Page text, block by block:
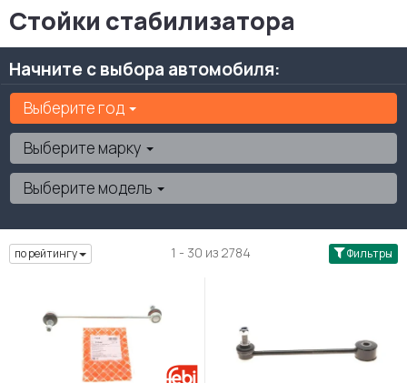
Стойки стабилизатора
Начните с выбора автомобиля:
Выберите год
Выберите марку
Выберите модель
по рейтингу 1 - 30 из 2784 Фильтры